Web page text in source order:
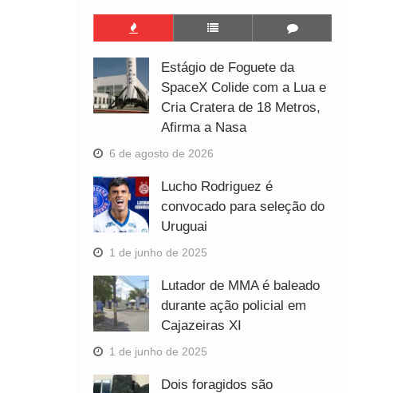
Estágio de Foguete da
SpaceX Colide com a Lua e
Cria Cratera de 18 Metros,
Afirma a Nasa
6 de agosto de 2026
Lucho Rodriguez é
convocado para seleção do
Uruguai
1 de junho de 2025
Lutador de MMA é baleado
durante ação policial em
Cajazeiras XI
1 de junho de 2025
Dois foragidos são